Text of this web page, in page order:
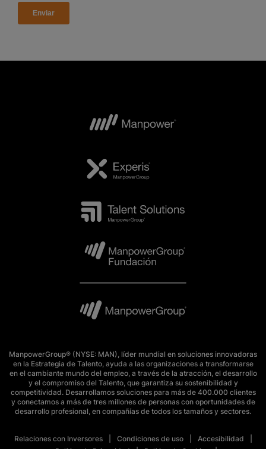
ManpowerGroup® (NYSE: MAN), líder mundial en soluciones innovadoras
en la Estrategia de Talento, ayuda a las organizaciones a transformarse
en el cambiante mundo del empleo, a través de la atracción, el desarrollo
y el compromiso del Talento, que garantiza su sostenibilidad y
competitividad. Desarrollamos soluciones para más de 400.000 clientes
y conectamos a más de tres millones de personas con oportunidades de
desarrollo profesional, en compañías de todos los tamaños y sectores.
Relaciones con Inversores Condiciones de uso
Accesibilidad